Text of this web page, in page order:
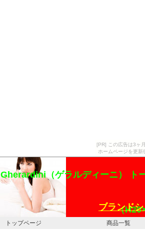
[PR] この広告は3ヶ
ホームページを更
Gherardini（ゲラルディーニ） ト
（
ブランド
トップページ 商品一覧